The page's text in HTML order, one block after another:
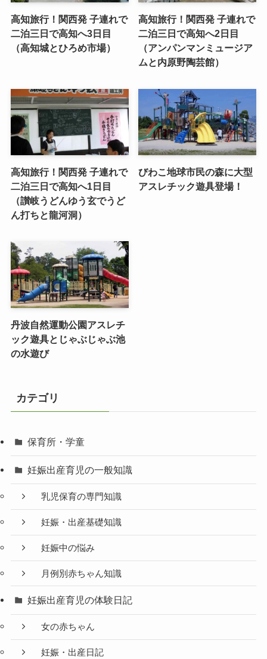
高知旅行！関西発 子連れで
二泊三日で高知へ3日目
（高知城とひろめ市場）
高知旅行！関西発 子連れで
二泊三日で高知へ2日目
（アンパンマンミュージア
ムと内原野陶芸館）
高知旅行！関西発 子連れで
二泊三日で高知へ1日目
（讃岐うどんゆう玄でうど
ん打ちと龍河洞）
びわこ地球市民の森に大型
アスレチック遊具登場！
丹波自然運動公園アスレチ
ック遊具とじゃぶじゃぶ池
の水遊び
カテゴリ
保育所・学童
妊娠出産育児の一般知識
乳児保育の専門知識
妊娠・出産基礎知識
妊娠中の悩み
月例別赤ちゃん知識
妊娠出産育児の体験日記
女の赤ちゃん
妊娠・出産日記